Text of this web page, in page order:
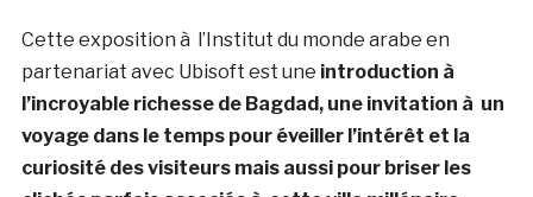
Cette exposition à l’Institut du monde arabe en
partenariat avec Ubisoft est une introduction à
l’incroyable richesse de Bagdad, une invitation à un
voyage dans le temps pour éveiller l’intérêt et la
curiosité des visiteurs mais aussi pour briser les